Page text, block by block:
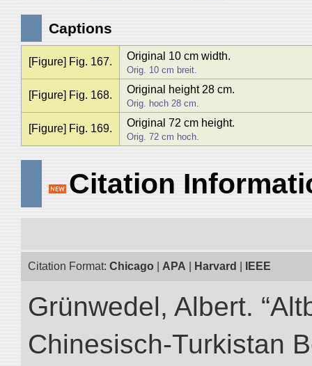
Captions
[Figure] Fig. 167. Original 10 cm width.
Orig. 10 cm breit.
[Figure] Fig. 168. Original height 28 cm.
Orig. hoch 28 cm.
[Figure] Fig. 169. Original 72 cm height.
Orig. 72 cm hoch.
Citation
Citation Format: Chicago APA Harvard IEEE
Grünwedel, Albert.
Chinesisch-Turkistan